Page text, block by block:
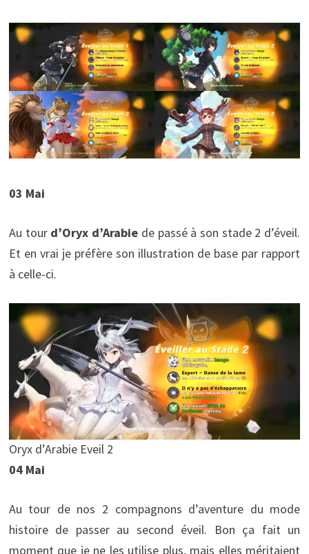
03 Mai
Au tour d’Oryx d’Arabie de passé à son stade 2 d’éveil.
Et en vrai je préfère son illustration de base par rapport
à celle-ci.
Oryx d’Arabie Eveil 2
04 Mai
Au tour de nos 2 compagnons d’aventure du mode
histoire de passer au second éveil. Bon ça fait un
moment que je ne les utilise plus, mais elles méritaient